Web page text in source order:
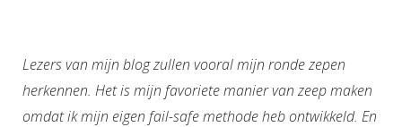
Lezers van mijn blog zullen vooral mijn ronde zepen
herkennen. Het is mijn favoriete manier van zeep maken
omdat ik mijn eigen fail-safe methode heb ontwikkeld. En